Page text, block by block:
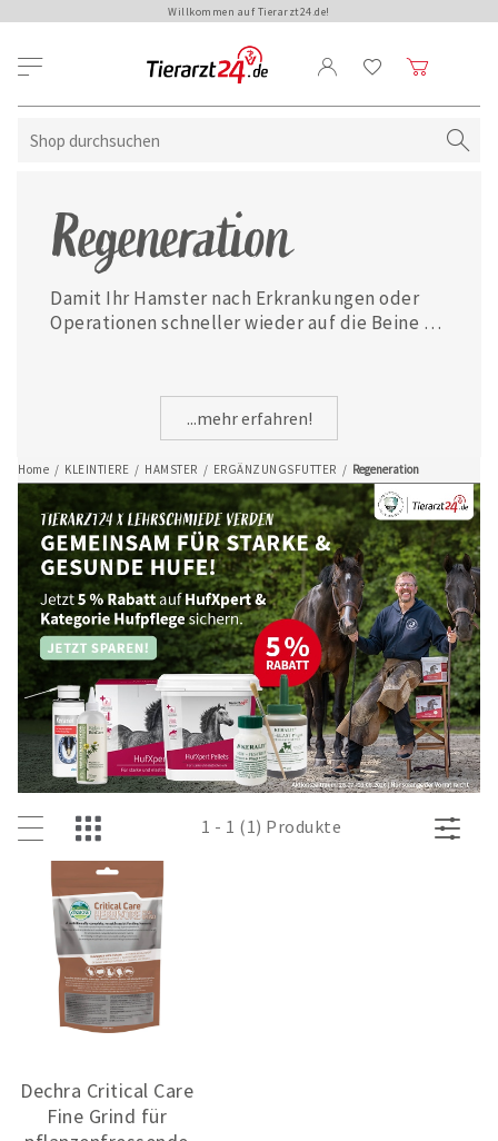
Willkommen auf Tierarzt24.de!
Home / KLEINTIERE / HAMSTER / ERGÄNZUNGSFUTTER / Regeneration
Regeneration
Damit Ihr Hamster nach Erkrankungen oder
Operationen schneller wieder auf die Beine
Regeneration.
...mehr erfahren!
1 - 1 (1) Produkte
Dechra Critical Care
Fine Grind für